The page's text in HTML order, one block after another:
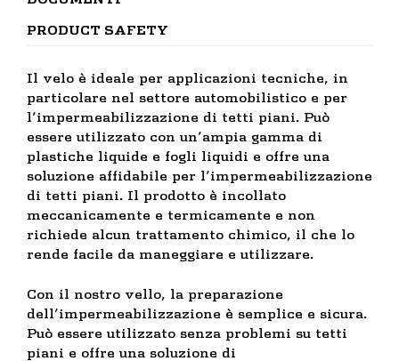
PRODUCT SAFETY
Il velo è ideale per applicazioni tecniche, in
particolare nel settore automobilistico e per
l’impermeabilizzazione di tetti piani. Può
essere utilizzato con un’ampia gamma di
plastiche liquide e fogli liquidi e offre una
soluzione affidabile per l’impermeabilizzazione
di tetti piani. Il prodotto è incollato
meccanicamente e termicamente e non
richiede alcun trattamento chimico, il che lo
rende facile da maneggiare e utilizzare.
Con il nostro vello, la preparazione
dell’impermeabilizzazione è semplice e sicura.
Può essere utilizzato senza problemi su tetti
piani e offre una soluzione di